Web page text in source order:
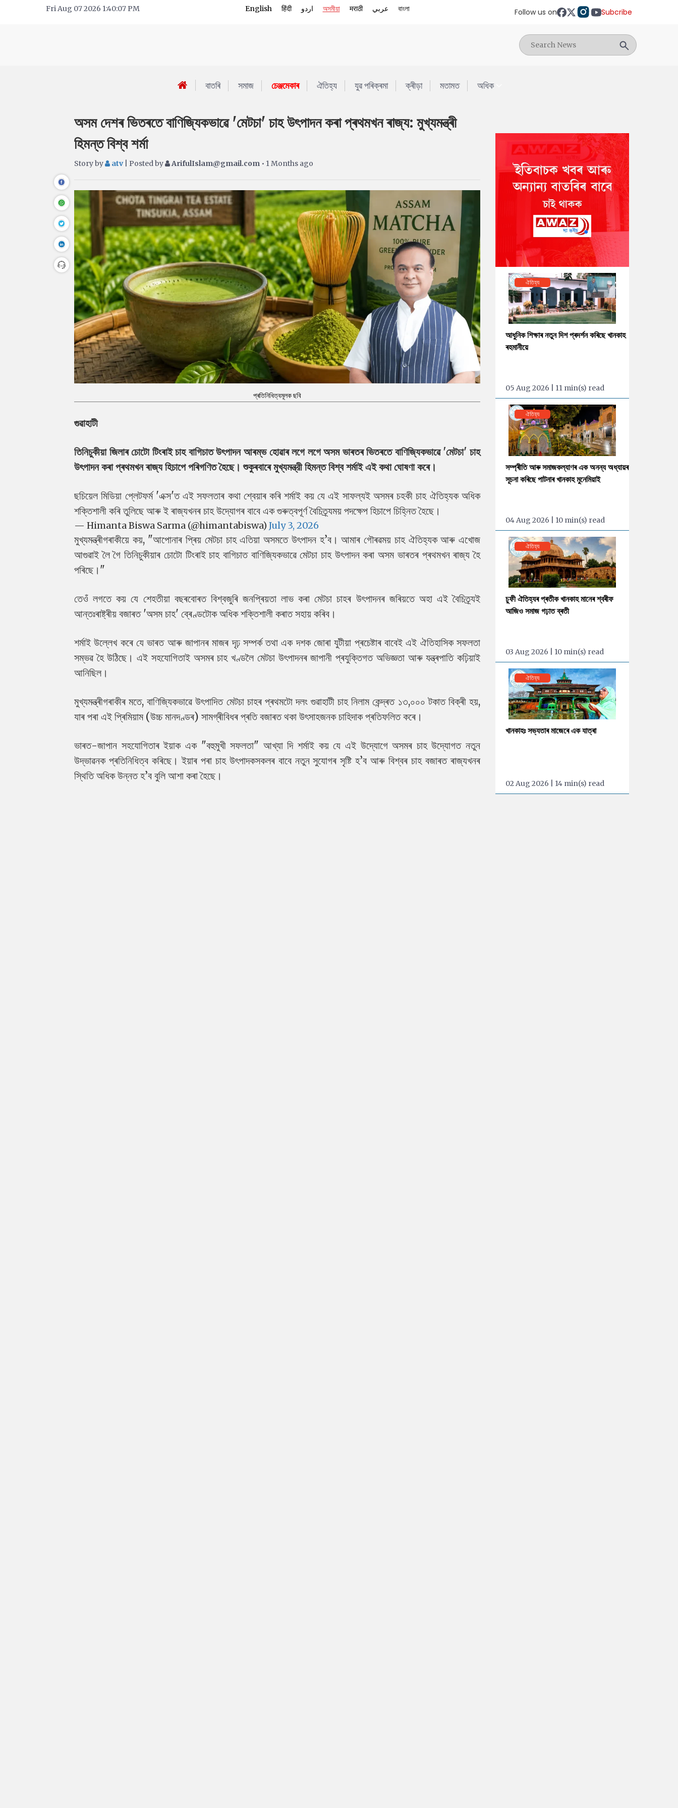
Fri Aug 07 2026 1:40:07 PM English हिंदी اردو অসমীয়া मराठी عربي বাংলা Follow us on Subcribe
বাতৰি সমাজ চেঞ্জমেকাৰ ঐতিহ্য যুৱ পৰিক্ৰমা ক্ৰীড়া মতামত অধিক
অসম দেশৰ ভিতৰতে বাণিজ্যিকভাৱে 'মেটচা' চাহ উৎপাদন কৰা প্ৰথমখন ৰাজ্য: মুখ্যমন্ত্ৰী
হিমন্ত বিশ্ব শৰ্মা
Story by atv| Posted by ArifulIslam@gmail.com • 1 Months ago
প্ৰতিনিধিত্বমূলক ছবি
গুৱাহাটী
তিনিচুকীয়া জিলাৰ চোটো টিংৰাই চাহ বাগিচাত উৎপাদন আৰম্ভ হোৱাৰ লগে লগে অসম ভাৰতৰ ভিতৰতে বাণিজ্যিকভাৱে 'মেটচা' চাহ
উৎপাদন কৰা প্ৰথমখন ৰাজ্য হিচাপে পৰিগণিত হৈছে। শুকুৰবাৰে মুখ্যমন্ত্রী হিমন্ত বিশ্ব শৰ্মাই এই কথা ঘোষণা কৰে।
ছচিয়েল মিডিয়া প্লেটফৰ্ম 'এক্স'ত এই সফলতাৰ কথা শ্বেয়াৰ কৰি শৰ্মাই কয় যে এই সাফল্যই অসমৰ চহকী চাহ ঐতিহ্যক অধিক
শক্তিশালী কৰি তুলিছে আৰু ই ৰাজ্যখনৰ চাহ উদ্যোগৰ বাবে এক গুৰুত্বপূৰ্ণ বৈচিত্ৰ্যময় পদক্ষেপ হিচাপে চিহ্নিত হৈছে।
— Himanta Biswa Sarma (@himantabiswa) July 3, 2026
মুখ্যমন্ত্ৰীগৰাকীয়ে কয়, "আপোনাৰ প্ৰিয় মেটচা চাহ এতিয়া অসমতে উৎপাদন হ’ব। আমাৰ গৌৰৱময় চাহ ঐতিহ্যক আৰু এখোজ
আগুৱাই লৈ গৈ তিনিচুকীয়াৰ চোটো টিংৰাই চাহ বাগিচাত বাণিজ্যিকভাৱে মেটচা চাহ উৎপাদন কৰা অসম ভাৰতৰ প্ৰথমখন ৰাজ্য হৈ
পৰিছে।"
তেওঁ লগতে কয় যে শেহতীয়া বছৰবোৰত বিশ্বজুৰি জনপ্ৰিয়তা লাভ কৰা মেটচা চাহৰ উৎপাদনৰ জৰিয়তে অহা এই বৈচিত্ৰ্যই
আন্তঃৰাষ্ট্ৰীয় বজাৰত 'অসম চাহ' ব্ৰেণ্ডটোক অধিক শক্তিশালী কৰাত সহায় কৰিব।
শৰ্মাই উল্লেখ কৰে যে ভাৰত আৰু জাপানৰ মাজৰ দৃঢ় সম্পৰ্ক তথা এক দশক জোৰা যুটীয়া প্ৰচেষ্টাৰ বাবেই এই ঐতিহাসিক সফলতা
সম্ভৱ হৈ উঠিছে। এই সহযোগিতাই অসমৰ চাহ খণ্ডলৈ মেটচা উৎপাদনৰ জাপানী প্ৰযুক্তিগত অভিজ্ঞতা আৰু যন্ত্ৰপাতি কঢ়িয়াই
আনিছিল।
মুখ্যমন্ত্ৰীগৰাকীৰ মতে, বাণিজ্যিকভাৱে উৎপাদিত মেটচা চাহৰ প্ৰথমটো দলং গুৱাহাটী চাহ নিলাম কেন্দ্ৰত ১৩,০০০ টকাত বিক্ৰী হয়,
যাৰ পৰা এই প্ৰিমিয়াম (উচ্চ মানদণ্ডৰ) সামগ্ৰীবিধৰ প্ৰতি বজাৰত থকা উৎসাহজনক চাহিদাক প্ৰতিফলিত কৰে।
ভাৰত-জাপান সহযোগিতাৰ ইয়াক এক "বহুমুখী সফলতা" আখ্যা দি শৰ্মাই কয় যে এই উদ্যোগে অসমৰ চাহ উদ্যোগত নতুন
উদ্ভাৱনক প্ৰতিনিধিত্ব কৰিছে। ইয়াৰ পৰা চাহ উৎপাদকসকলৰ বাবে নতুন সুযোগৰ সৃষ্টি হ’ব আৰু বিশ্বৰ চাহ বজাৰত ৰাজ্যখনৰ
স্থিতি অধিক উন্নত হ’ব বুলি আশা কৰা হৈছে।
ঐতিহ্য
আধুনিক শিক্ষাৰ নতুন দিশ প্ৰদৰ্শন কৰিছে খানকাহ
ৰহমানীয়ে
05 Aug 2026 | 11 min(s) read
ঐতিহ্য
সম্প্ৰীতি আৰু সমাজকল্যাণৰ এক অনন্য অধ্যায়ৰ
সূচনা কৰিছে পাটনাৰ খানকাহ মুনেমিয়াই
04 Aug 2026 | 10 min(s) read
ঐতিহ্য
চুফী ঐতিহ্যৰ প্ৰতীক খানকাহ মানেৰ শ্বৰীফ
আজিও সমাজ গঢ়াত ব্ৰতী
03 Aug 2026 | 10 min(s) read
ঐতিহ্য
খানকাহঃ সভ্যতাৰ মাজেৰে এক যাত্ৰা
02 Aug 2026 | 14 min(s) read